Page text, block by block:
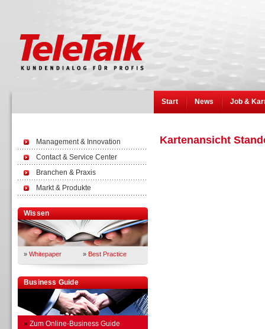
Start News Job &
Management & Innovation
Contact & Service Center
Branchen & Praxis
Markt & Produkte
Wissen
» Whitepaper » Best Practice
Business Guide
» Zum Online-Business Guide
Kartenansicht